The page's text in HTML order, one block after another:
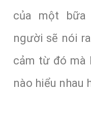
của một bữa
người sẽ nói
cảm từ đó mà
nào hiểu nhau